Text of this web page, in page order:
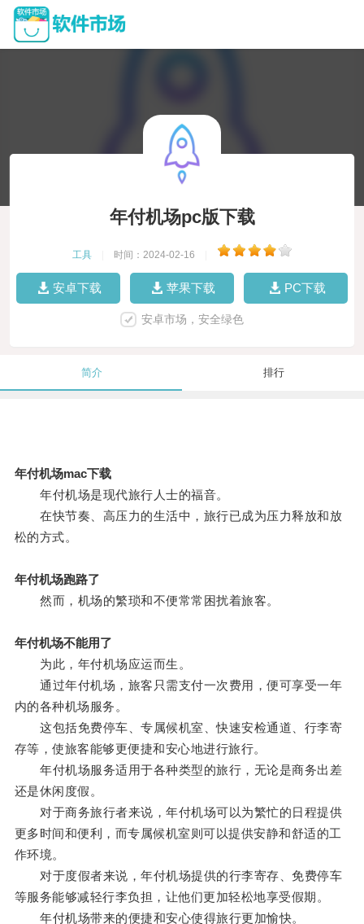
年付机场pc版下载
工具 时间：2024-02-16
安卓下载 苹果下载 PC下载
安卓市场，安全绿色
简介 排行
年付机场mac下载
年付机场是现代旅行人士的福音。
在快节奏、高压力的生活中，旅行已成为压力释放和放
松的方式。
年付机场跑路了
然而，机场的繁琐和不便常常困扰着旅客。
年付机场不能用了
为此，年付机场应运而生。
通过年付机场，旅客只需支付一次费用，便可享受一年
内的各种机场服务。
这包括免费停车、专属候机室、快速安检通道、行李寄
存等，使旅客能够更便捷和安心地进行旅行。
年付机场服务适用于各种类型的旅行，无论是商务出差
还是休闲度假。
对于商务旅行者来说，年付机场可以为繁忙的日程提供
更多时间和便利，而专属候机室则可以提供安静和舒适的工
作环境。
对于度假者来说，年付机场提供的行李寄存、免费停车
等服务能够减轻行李负担，让他们更加轻松地享受假期。
年付机场带来的便捷和安心使得旅行更加愉快。